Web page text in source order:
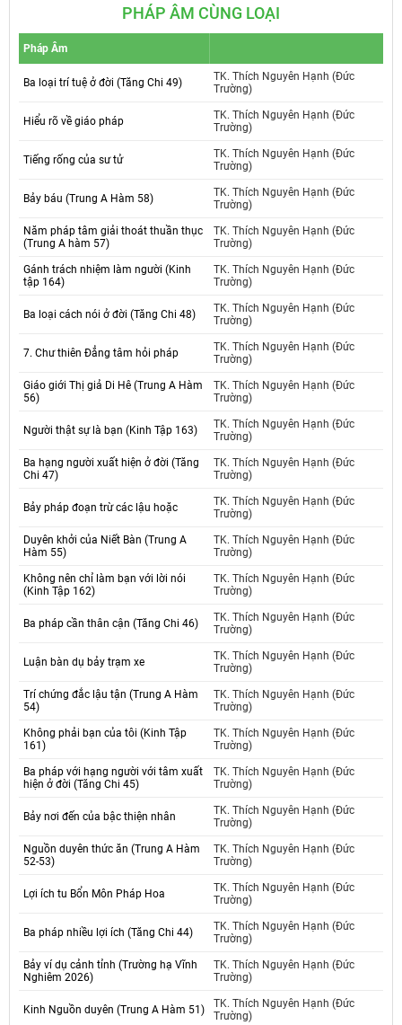
PHÁP ÂM CÙNG LOẠI
Pháp Âm
Ba loại trí tuệ ở đời (Tăng Chi 49)
TK. Thích Nguyên Hạnh (Đức
Trường)
Hiểu rõ về giáo pháp
TK. Thích Nguyên Hạnh (Đức
Trường)
Tiếng rống của sư tử
TK. Thích Nguyên Hạnh (Đức
Trường)
Bảy báu (Trung A Hàm 58)
TK. Thích Nguyên Hạnh (Đức
Trường)
Năm pháp tâm giải thoát thuần thục
(Trung A hàm 57)
TK. Thích Nguyên Hạnh (Đức
Trường)
Gánh trách nhiệm làm người (Kinh
tập 164)
TK. Thích Nguyên Hạnh (Đức
Trường)
Ba loại cách nói ở đời (Tăng Chi 48)
TK. Thích Nguyên Hạnh (Đức
Trường)
7. Chư thiên Đẳng tâm hỏi pháp
TK. Thích Nguyên Hạnh (Đức
Trường)
Giáo giới Thị giả Di Hê (Trung A Hàm
56)
TK. Thích Nguyên Hạnh (Đức
Trường)
Người thật sự là bạn (Kinh Tập 163)
TK. Thích Nguyên Hạnh (Đức
Trường)
Ba hạng người xuất hiện ở đời (Tăng
Chi 47)
TK. Thích Nguyên Hạnh (Đức
Trường)
Bảy pháp đoạn trừ các lậu hoặc
TK. Thích Nguyên Hạnh (Đức
Trường)
Duyên khởi của Niết Bàn (Trung A
Hàm 55)
TK. Thích Nguyên Hạnh (Đức
Trường)
Không nên chỉ làm bạn với lời nói
(Kinh Tập 162)
TK. Thích Nguyên Hạnh (Đức
Trường)
Ba pháp cần thân cận (Tăng Chi 46)
TK. Thích Nguyên Hạnh (Đức
Trường)
Luận bàn dụ bảy trạm xe
TK. Thích Nguyên Hạnh (Đức
Trường)
Trí chứng đắc lậu tận (Trung A Hàm
54)
TK. Thích Nguyên Hạnh (Đức
Trường)
Không phải bạn của tôi (Kinh Tập
161)
TK. Thích Nguyên Hạnh (Đức
Trường)
Ba pháp với hạng người với tâm xuất
hiện ở đời (Tăng Chi 45)
TK. Thích Nguyên Hạnh (Đức
Trường)
Bảy nơi đến của bậc thiện nhân
TK. Thích Nguyên Hạnh (Đức
Trường)
Nguồn duyên thức ăn (Trung A Hàm
52-53)
TK. Thích Nguyên Hạnh (Đức
Trường)
Lợi ích tu Bổn Môn Pháp Hoa
TK. Thích Nguyên Hạnh (Đức
Trường)
Ba pháp nhiều lợi ích (Tăng Chi 44)
TK. Thích Nguyên Hạnh (Đức
Trường)
Bảy ví dụ cảnh tỉnh (Trường hạ Vĩnh
Nghiêm 2026)
TK. Thích Nguyên Hạnh (Đức
Trường)
Kinh Nguồn duyên (Trung A Hàm 51)
TK. Thích Nguyên Hạnh (Đức
Trường)